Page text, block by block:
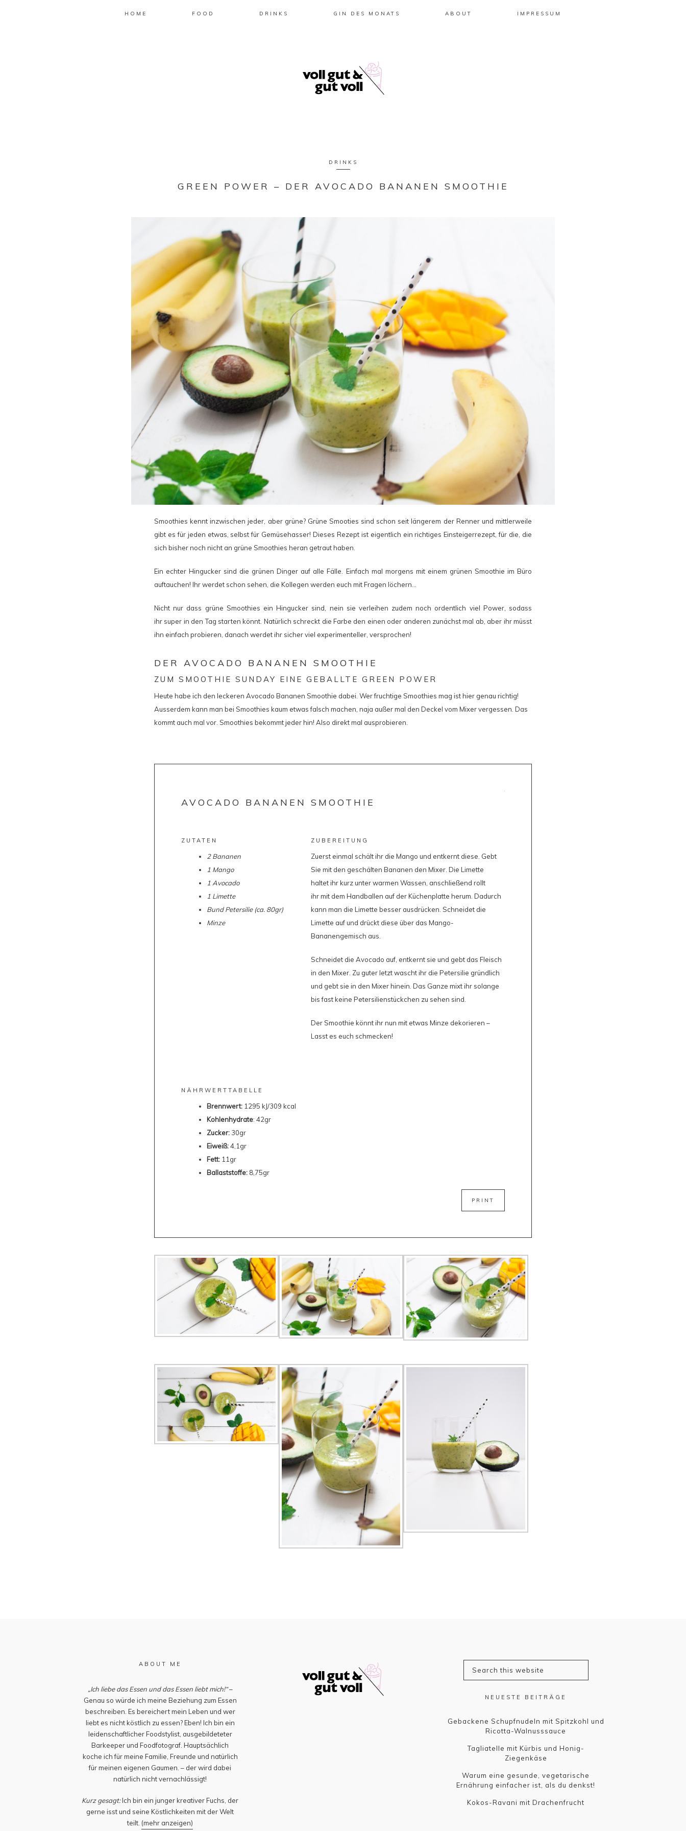
HOME FOOD DRINKS GIN DES MONATS ABOUT IMPRESSUM
DRINKS
GREEN POWER – DER AVOCADO BANANEN SMOOTHIE
Smoothies kennt inzwischen jeder, aber grüne? Grüne Smooties sind schon seit längerem der Renner und mittlerweile
gibt es für jeden etwas, selbst für Gemüsehasser! Dieses Rezept ist eigentlich ein richtiges Einsteigerrezept, für die, die
sich bisher noch nicht an grüne Smoothies heran getraut haben.
Ein echter Hingucker sind die grünen Dinger auf alle Fälle. Einfach mal morgens mit einem grünen Smoothie im Büro
auftauchen! Ihr werdet schon sehen, die Kollegen werden euch mit Fragen löchern…
Nicht nur dass grüne Smoothies ein Hingucker sind, nein sie verleihen zudem noch ordentlich viel Power, sodass
ihr super in den Tag starten könnt. Natürlich schreckt die Farbe den einen oder anderen zunächst mal ab, aber ihr müsst
ihn einfach probieren, danach werdet ihr sicher viel experimenteller, versprochen!
DER AVOCADO BANANEN SMOOTHIE
ZUM SMOOTHIE SUNDAY EINE GEBALLTE GREEN POWER
Heute habe ich den leckeren Avocado Bananen Smoothie dabei. Wer fruchtige Smoothies mag ist hier genau richtig!
Ausserdem kann man bei Smoothies kaum etwas falsch machen, naja außer mal den Deckel vom Mixer vergessen. Das
kommt auch mal vor. Smoothies bekommt jeder hin! Also direkt mal ausprobieren.
AVOCADO BANANEN SMOOTHIE
ZUTATEN
2 Bananen
1 Mango
1 Avocado
1 Limette
Bund Petersilie (ca. 80gr)
Minze
ZUBEREITUNG
Zuerst einmal schält ihr die Mango und entkernt diese. Gebt
Sie mit den geschälten Bananen den Mixer. Die Limette
haltet ihr kurz unter warmen Wassen, anschließend rollt
ihr mit dem Handballen auf der Küchenplatte herum. Dadurch
kann man die Limette besser ausdrücken. Schneidet die
Limette auf und drückt diese über das Mango-
Bananengemisch aus.
Schneidet die Avocado auf, entkernt sie und gebt das Fleisch
in den Mixer. Zu guter letzt wascht ihr die Petersilie gründlich
und gebt sie in den Mixer hinein. Das Ganze mixt ihr solange
bis fast keine Petersilienstückchen zu sehen sind.
Der Smoothie könnt ihr nun mit etwas Minze dekorieren –
Lasst es euch schmecken!
NÄHRWERTTABELLE
Brennwert:1295 kJ/309 kcal
Kohlenhydrate: 42gr
Zucker:30gr
Eiweiß:4,1gr
Fett:11gr
Ballaststoffe:8,75gr
ABOUT ME
„Ich liebe das Essen und das Essen liebt mich!“–
Genau so würde ich meine Beziehung zum Essen
beschreiben. Es bereichert mein Leben und wer
liebt es nicht köstlich zu essen? Eben! Ich bin ein
leidenschaftlicher Foodstylist, ausgebildeteter
Barkeeper und Foodfotograf. Hauptsächlich
koche ich für meine Familie, Freunde und natürlich
für meinen eigenen Gaumen. – der wird dabei
natürlich nicht vernachlässigt!
Kurz gesagt:Ich bin ein junger kreativer Fuchs, der
gerne isst und seine Köstlichkeiten mit der Welt
teilt. (mehr anzeigen)
NEUESTE BEITRÄGE
Gebackene Schupfnudeln mit Spitzkohl und
Ricotta-Walnusssauce
Tagliatelle mit Kürbis und Honig-
Ziegenkäse
Warum eine gesunde, vegetarische
Ernährung einfacher ist, als du denkst!
Kokos-Ravani mit Drachenfrucht